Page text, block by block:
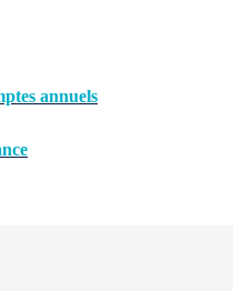
annuels